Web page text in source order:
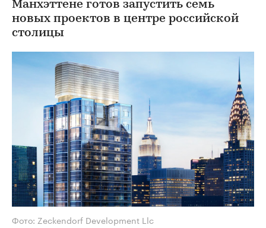
Манхэттене готов запустить семь
новых проектов в центре российской
столицы
Фото: Zeckendorf Development Llc